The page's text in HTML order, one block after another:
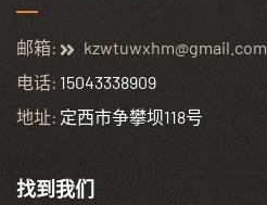
邮箱:
kzwtuwxhm@gmail.com
电话: 15043338909
地址: 定西市争攀坝118号
找到我们